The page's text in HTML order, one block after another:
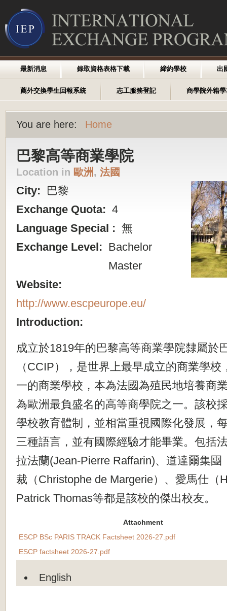
最新消息 錄取資格表格下載 締約學校 出
薦外交換學生回報系統 志工服務登記 商學院外籍
You are here: Home
巴黎高等商業學院
Location in 歐洲, 法國
City: 巴黎
Exchange Quota: 4
Language Special : 無
Exchange Level: Bachelor
Master
Website:
http://www.escpeurope.eu/
Introduction:
成立於1819年的巴黎高等商業學院隸屬於
（CCIP），是世界上最早成立的商業學
一的商業學校，本為法國為殖民地培養商
為歐洲最負盛名的高等商學院之一。該校
學校教育體制，並相當重視國際化發展，
三種語言，並有國際經驗才能畢業。包括
拉法蘭(Jean-Pierre Raffarin)、道達爾集團
裁（Christophe de Margerie）、愛馬仕（
Patrick Thomas等都是該校的傑出校友。
Attachment
ESCP BSc PARIS TRACK Factsheet 2026-27.pdf
ESCP factsheet 2026-27.pdf
English